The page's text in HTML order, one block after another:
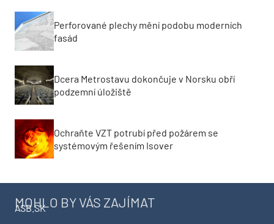
Perforované plechy mění podobu moderních
fasád
Dcera Metrostavu dokončuje v Norsku obří
podzemní úložiště
Ochraňte VZT potrubí před požárem se
systémovým řešením Isover
MOHLO BY VÁS ZAJÍMAT
ASB.SK